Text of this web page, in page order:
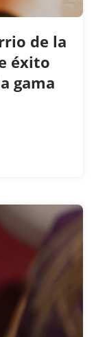
de la
éxito
gama